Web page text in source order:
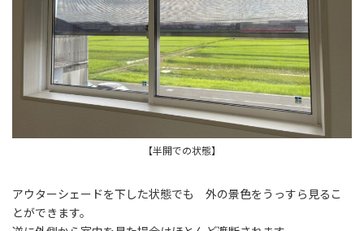
【半開での状態】
アウターシェードを下した状態でも 外の景色をうっすら見るこ
とができます。